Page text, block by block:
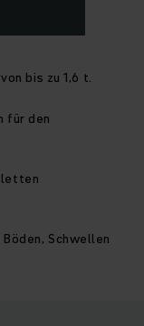
bis zu 1,6 t.
für den
Schwellen